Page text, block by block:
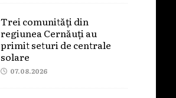
Trei comunități din
regiunea Cernăuți au
primit seturi de centrale
solare
07.08.2026